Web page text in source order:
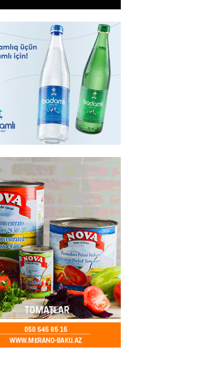
gedirmiş
- 13:15
neft emalı zavodunda yanğın:
Ufaneftexim” dron
sonra alovlanıb
97
- 12:45
Əkbərov bu agentliyin
oldu – FOTO
- 12:30 99
deputatı Asif Əsgərov
dağ kəndlərindən biri olan
kəndində sakinlərlə görüşdü
- 12:15 103